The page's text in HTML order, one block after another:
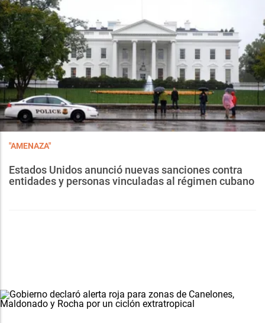
"AMENAZA"
Estados Unidos anunció nuevas sanciones contra
entidades y personas vinculadas al régimen cubano